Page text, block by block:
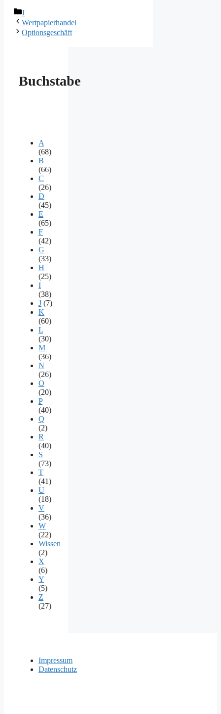
Kategorien
J
Wertpapierhandel
Optionsgeschäft
Buchstabe
A
(68)
B
(66)
C
(26)
D
(45)
E
(65)
F
(42)
G
(33)
H
(25)
I
(38)
J (7)
K
(60)
L
(30)
M
(36)
N
(26)
O
(20)
P
(40)
Q
(2)
R
(40)
S
(73)
T
(41)
U
(18)
V
(36)
W
(22)
Wissen
(2)
X
(6)
Y
(5)
Z
(27)
Impressum
Datenschutz